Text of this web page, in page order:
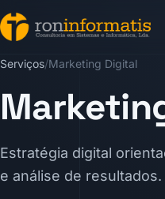
Serviços/Marketing Digital
Estratégia digital
e análise de resultados.